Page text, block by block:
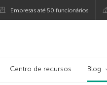
Empresas até 50 funcionários
Centro de recursos Blog